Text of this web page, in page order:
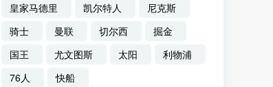
皇家马德里
凯尔特人
尼克斯
骑士
曼联 切尔西
掘金
国王
尤文图斯 太阳
利物浦
76人
快船